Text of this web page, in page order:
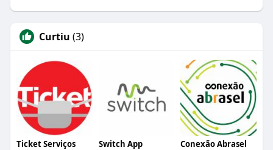
Curtiu (3)
Ticket Serviços Switch App Conexão Abrasel